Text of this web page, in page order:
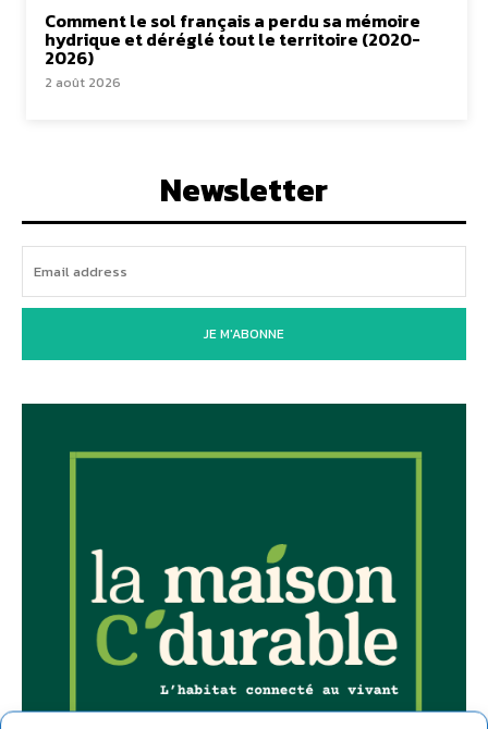
Comment le sol français a perdu sa mémoire
hydrique et déréglé tout le territoire (2020-
2026)
2 août 2026
Newsletter
JE M'ABONNE